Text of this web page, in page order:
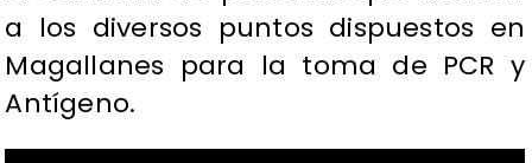
a los diversos puntos dispuestos en
Magallanes para la toma de PCR y
Antígeno.